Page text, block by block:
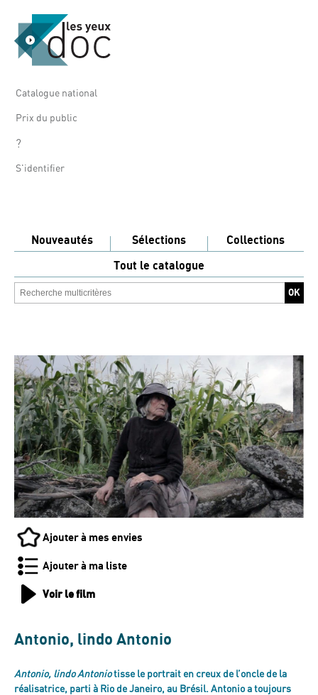
Catalogue national
Prix du public
?
S'identifier
Nouveautés Sélections
Collections
Tout le catalogue
Ajouter à mes envies
Ajouter à ma liste
Voir le film
Antonio, lindo Antonio
Antonio, lindo Antoniotisse le portrait en creux de l’oncle de la
réalisatrice, parti à Rio de Janeiro, au Brésil. Antonio a toujours